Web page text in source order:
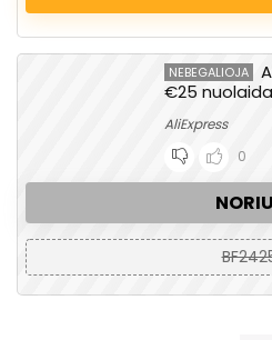
NEBEGALIOJA
€25 nuolaida
AliExpress
0